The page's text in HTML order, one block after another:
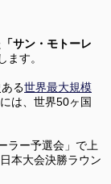
「サン・モトーレ
ます。
る世界最大規模
は、世界50ヶ国
ラー予選会」で上
本大会決勝ラウン